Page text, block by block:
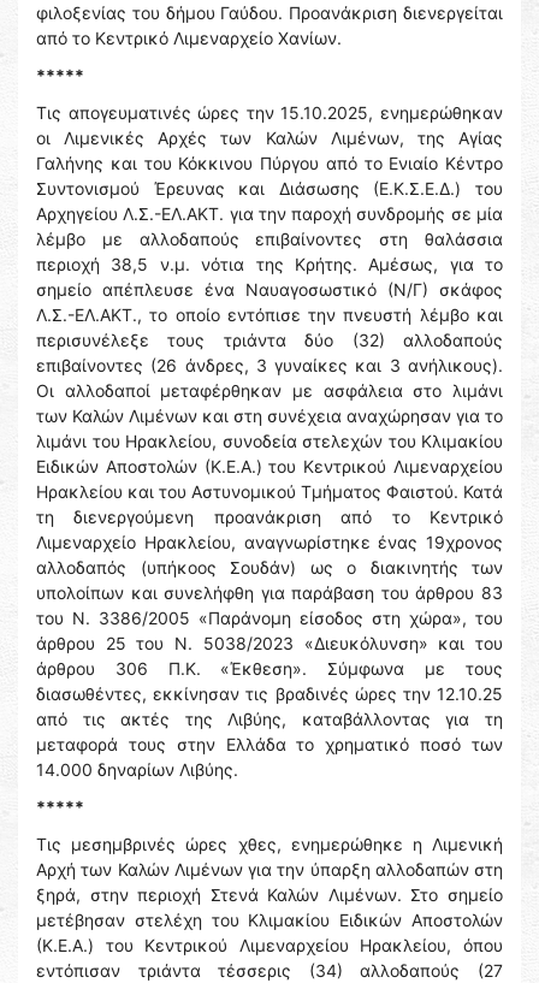
φιλοξενίας του δήμου Γαύδου. Προανάκριση διενεργείται
από το Κεντρικό Λιμεναρχείο Χανίων.
*****
Τις απογευματινές ώρες την 15.10.2025, ενημερώθηκαν
οι Λιμενικές Αρχές των Καλών Λιμένων, της Αγίας
Γαλήνης και του Κόκκινου Πύργου από το Ενιαίο Κέντρο
Συντονισμού Έρευνας και Διάσωσης (Ε.Κ.Σ.Ε.Δ.) του
Αρχηγείου Λ.Σ.-ΕΛ.ΑΚΤ. για την παροχή συνδρομής σε μία
λέμβο με αλλοδαπούς επιβαίνοντες στη θαλάσσια
περιοχή 38,5 ν.μ. νότια της Κρήτης. Αμέσως, για το
σημείο απέπλευσε ένα Ναυαγοσωστικό (Ν/Γ) σκάφος
Λ.Σ.-ΕΛ.ΑΚΤ., το οποίο εντόπισε την πνευστή λέμβο και
περισυνέλεξε τους τριάντα δύο (32) αλλοδαπούς
επιβαίνοντες (26 άνδρες, 3 γυναίκες και 3 ανήλικους).
Οι αλλοδαποί μεταφέρθηκαν με ασφάλεια στο λιμάνι
των Καλών Λιμένων και στη συνέχεια αναχώρησαν για το
λιμάνι του Ηρακλείου, συνοδεία στελεχών του Κλιμακίου
Ειδικών Αποστολών (Κ.Ε.Α.) του Κεντρικού Λιμεναρχείου
Ηρακλείου και του Αστυνομικού Τμήματος Φαιστού. Κατά
τη διενεργούμενη προανάκριση από το Κεντρικό
Λιμεναρχείο Ηρακλείου, αναγνωρίστηκε ένας 19χρονος
αλλοδαπός (υπήκοος Σουδάν) ως ο διακινητής των
υπολοίπων και συνελήφθη για παράβαση του άρθρου 83
του Ν. 3386/2005 «Παράνομη είσοδος στη χώρα», του
άρθρου 25 του Ν. 5038/2023 «Διευκόλυνση» και του
άρθρου 306 Π.Κ. «Έκθεση». Σύμφωνα με τους
διασωθέντες, εκκίνησαν τις βραδινές ώρες την 12.10.25
από τις ακτές της Λιβύης, καταβάλλοντας για τη
μεταφορά τους στην Ελλάδα το χρηματικό ποσό των
14.000 δηναρίων Λιβύης.
*****
Τις μεσημβρινές ώρες χθες, ενημερώθηκε η Λιμενική
Αρχή των Καλών Λιμένων για την ύπαρξη αλλοδαπών στη
ξηρά, στην περιοχή Στενά Καλών Λιμένων. Στο σημείο
μετέβησαν στελέχη του Κλιμακίου Ειδικών Αποστολών
(Κ.Ε.Α.) του Κεντρικού Λιμεναρχείου Ηρακλείου, όπου
εντόπισαν τριάντα τέσσερις (34) αλλοδαπούς (27